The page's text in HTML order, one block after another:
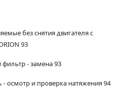
без снятия двигателя с
93
- замена 93
осмотр и проверка натяжения 94